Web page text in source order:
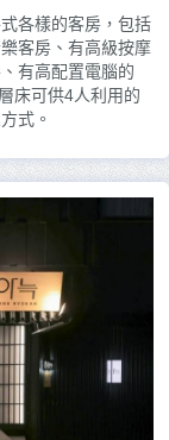
各樣的客房，包括
客房、有高級按摩
有高配置電腦的
床可供4人利用的
式。